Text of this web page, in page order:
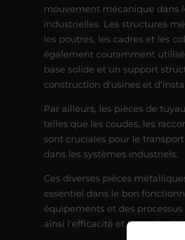
mouvement mécanique dans
industrielles. Les structures
les poutres, les cadres et les
également couramment
base solide et un support
construction d'usines et
Par ailleurs, les pièces de
telles que les coudes, les
sont cruciales pour le
dans les systèmes industriels.
Ces diverses pièces
essentiel dans le bon
équipements et des
ainsi l'efficacité et la